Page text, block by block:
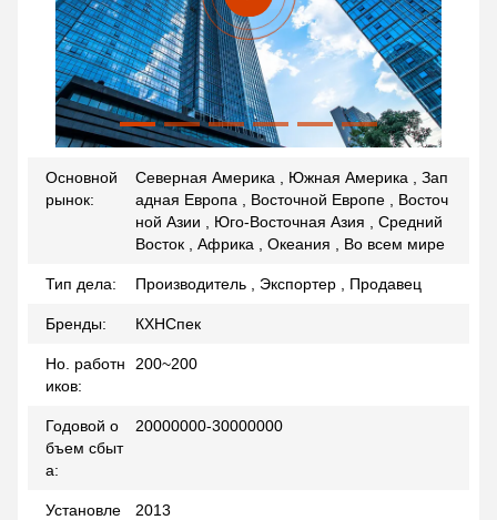
Основной
рынок:
Северная Америка , Южная Америка , Зап
адная Европа , Восточной Европе , Восточ
ной Азии , Юго-Восточная Азия , Средний
Восток , Африка , Океания , Во всем мире
Тип дела: Производитель , Экспортер , Продавец
Бренды: КХНСпек
Но. работн
иков:
200~200
Годовой о
бъем сбыт
а:
20000000-30000000
Установле
2013